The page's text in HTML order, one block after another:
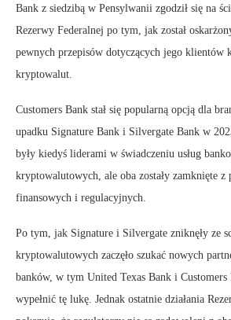
Bank z siedzibą w Pensylwanii zgodził się na
Rezerwy Federalnej po tym, jak został
pewnych przepisów dotyczących jego klientów
kryptowalut.
Customers Bank stał się popularną opcją dla
upadku Signature Bank i Silvergate Bank w
były kiedyś liderami w świadczeniu usług
kryptowalutowych, ale oba zostały zamknięte
finansowych i regulacyjnych.
Po tym, jak Signature i Silvergate zniknęły ze
kryptowalutowych zaczęło szukać nowych
banków, w tym United Texas Bank i Customers
wypełnić tę lukę. Jednak ostatnie działania